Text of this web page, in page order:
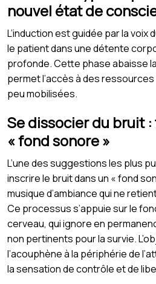
nouvel état de
L’induction est guidée par la voix
le patient dans une détente
profonde. Cette phase abaisse
permet l’accès à des
peu mobilisées.
Se dissocier du bruit
« fond sonore »
L’une des suggestions les plus
inscrire le bruit dans un « fond
musique d’ambiance qui ne
Ce processus s’appuie sur le
cerveau, qui ignore en
non pertinents pour la survie.
l’acouphène à la périphérie de
la sensation de contrôle et de